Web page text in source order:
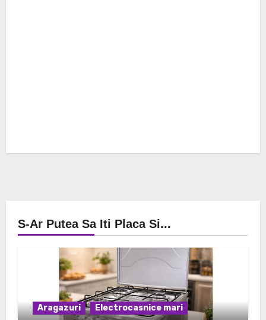
S-Ar Putea Sa Iti Placa Si...
Aragazuri Electrocasnice mari